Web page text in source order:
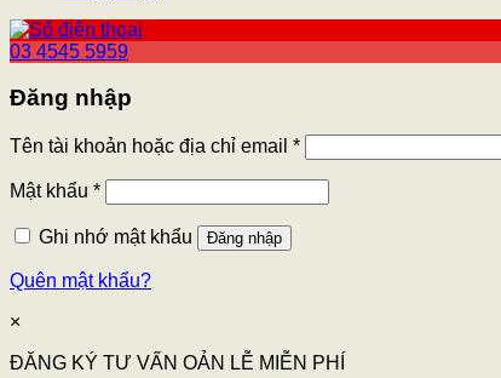
03 4545 5959
Đăng nhập
Tên tài khoản hoặc địa chỉ email *
Mật khẩu *
Ghi nhớ mật khẩu Đăng nhập
Quên mật khẩu?
×
ĐĂNG KÝ TƯ VẤN OẢN LỄ MIỄN PHÍ